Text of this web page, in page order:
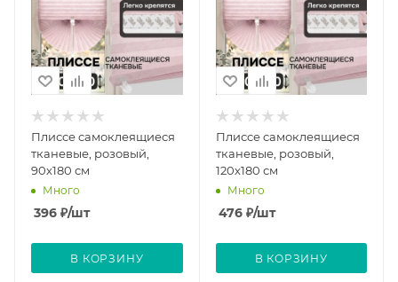
Плиссе самоклеящиеся
тканевые, розовый,
90х180 см
Много
396 ₽/шт
В КОРЗИНУ
Плиссе самоклеящиеся
тканевые, розовый,
120х180 см
Много
476₽/шт
В КОРЗИНУ